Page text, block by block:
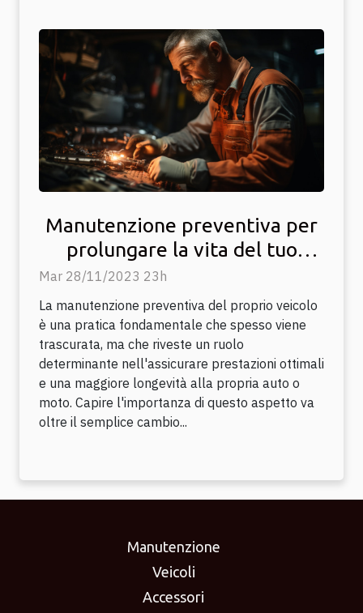
Manutenzione preventiva per
prolungare la vita del tuo
veicolo
Mar 28/11/2023 23h
La manutenzione preventiva del proprio veicolo
è una pratica fondamentale che spesso viene
trascurata, ma che riveste un ruolo
determinante nell'assicurare prestazioni ottimali
e una maggiore longevità alla propria auto o
moto. Capire l'importanza di questo aspetto va
oltre il semplice cambio...
Manutenzione
Veicoli
Accessori